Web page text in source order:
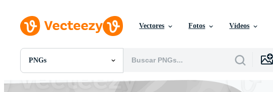
Vectores Fotos Vídeos
PNGs
Todas Imágenes
Fotos